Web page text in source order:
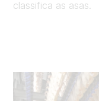
classifica as asas.